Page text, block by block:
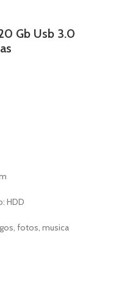
Gb Usb 3.0
HDD
fotos, musica